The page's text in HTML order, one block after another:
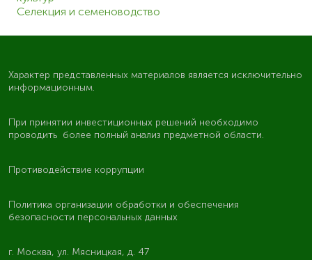
Селекция и семеноводство
Характер представленных материалов является исключительно
информационным.
При принятии инвестиционных решений необходимо
проводить более полный анализ предметной области.
Противодействие коррупции
Политика организации обработки и обеспечения
безопасности персональных данных
г. Москва, ул. Мясницкая, д. 47